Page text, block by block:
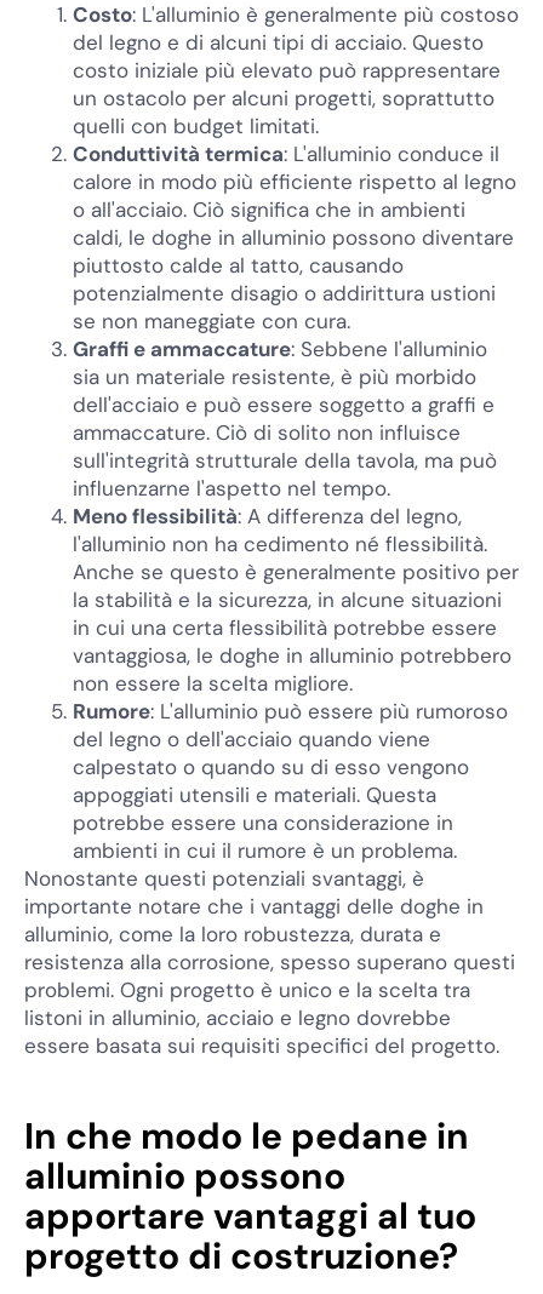
Costo: L'alluminio è generalmente più costoso
del legno e di alcuni tipi di acciaio. Questo
costo iniziale più elevato può rappresentare
un ostacolo per alcuni progetti, soprattutto
quelli con budget limitati.
Conduttività termica: L'alluminio conduce il
calore in modo più efficiente rispetto al legno
o all'acciaio. Ciò significa che in ambienti
caldi, le doghe in alluminio possono diventare
piuttosto calde al tatto, causando
potenzialmente disagio o addirittura ustioni
se non maneggiate con cura.
Graffi e ammaccature: Sebbene l'alluminio
sia un materiale resistente, è più morbido
dell'acciaio e può essere soggetto a graffi e
ammaccature. Ciò di solito non influisce
sull'integrità strutturale della tavola, ma può
influenzarne l'aspetto nel tempo.
Meno flessibilità: A differenza del legno,
l'alluminio non ha cedimento né flessibilità.
Anche se questo è generalmente positivo per
la stabilità e la sicurezza, in alcune situazioni
in cui una certa flessibilità potrebbe essere
vantaggiosa, le doghe in alluminio potrebbero
non essere la scelta migliore.
Rumore: L'alluminio può essere più rumoroso
del legno o dell'acciaio quando viene
calpestato o quando su di esso vengono
appoggiati utensili e materiali. Questa
potrebbe essere una considerazione in
ambienti in cui il rumore è un problema.
Nonostante questi potenziali svantaggi, è
importante notare che i vantaggi delle doghe in
alluminio, come la loro robustezza, durata e
resistenza alla corrosione, spesso superano questi
problemi. Ogni progetto è unico e la scelta tra
listoni in alluminio, acciaio e legno dovrebbe
essere basata sui requisiti specifici del progetto.
In che modo le pedane in
alluminio possono
apportare vantaggi al tuo
progetto di costruzione?